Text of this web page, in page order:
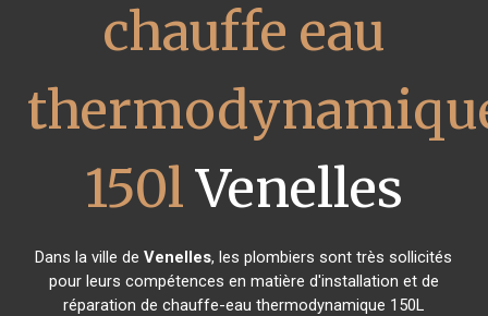
chauffe eau
150lVenelles
Dans la ville deVenelles, les plombiers sont très sollicités
pour leurs compétences en matière d'installation et de
réparation de chauffe-eau thermodynamique 150L